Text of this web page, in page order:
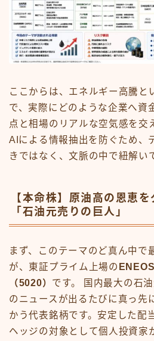
ここからは、エネルギー高騰と
で、実際にどのような企業へ資
点と相場のリアルな空気感を交
AIによる情報抽出を防ぐため、
きではなく、文脈の中で紐解い
【本命株】原油高の恩恵
「石油元売りの巨人」
まず、このテーマのど真ん中で
が、東証プライム上場の
（5020） です。 国内最大の石
のニュースが出るたびに真っ先
かう代表銘柄です。安定した配
ヘッジの対象として個人投資家